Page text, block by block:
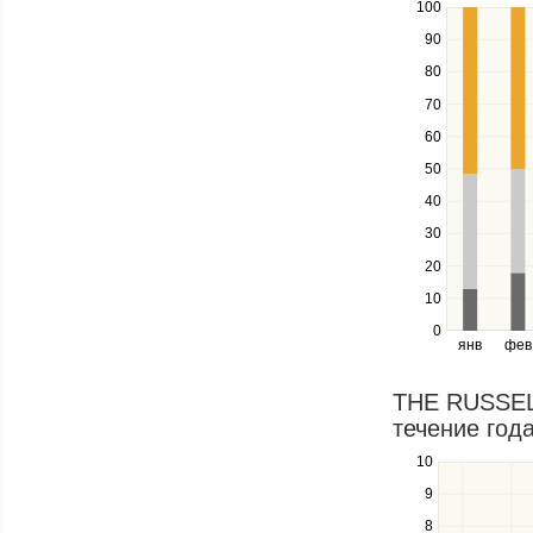
янв фев
0
10
20
30
40
50
60
70
80
90
100
Use
the
and
down
to
navigate
series.
Use
the
and
right
navigate
through
items
in
THE
течение
8
9
10
Use
the